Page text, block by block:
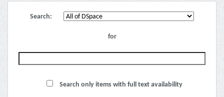
Search:
for
Search only items with full text availability